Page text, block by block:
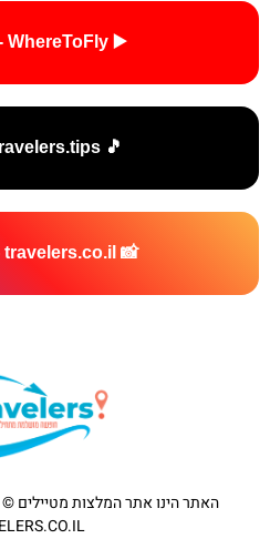
▶️ YouTube - WhereToFly
🎵 TikTok - travelers.tips
📸 Instagram - travelers.co.il
האתר הינו אתר המלצות מטיילים ©